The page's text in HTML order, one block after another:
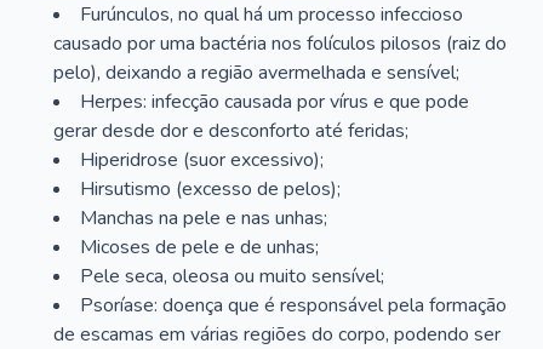
Furúnculos, no qual há um processo infeccioso
causado por uma bactéria nos folículos pilosos (raiz do
pelo), deixando a região avermelhada e sensível;
Herpes: infecção causada por vírus e que pode
gerar desde dor e desconforto até feridas;
Hiperidrose (suor excessivo);
Hirsutismo (excesso de pelos);
Manchas na pele e nas unhas;
Micoses de pele e de unhas;
Pele seca, oleosa ou muito sensível;
Psoríase: doença que é responsável pela formação
de escamas em várias regiões do corpo, podendo ser